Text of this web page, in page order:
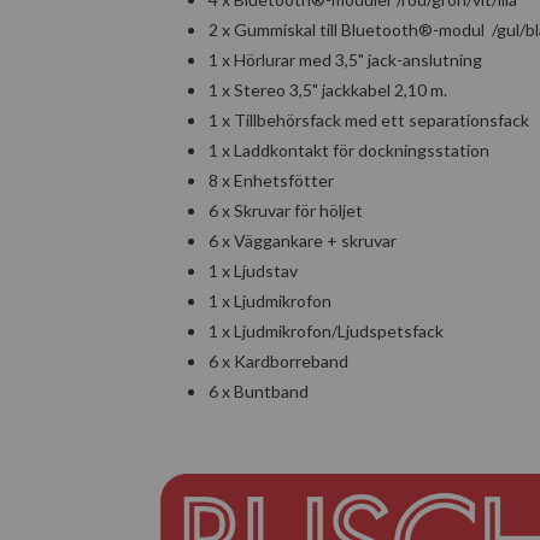
2 x Gummiskal till Bluetooth®-modul /gul/
1 x Hörlurar med 3,5" jack-anslutning
1 x Stereo 3,5" jackkabel 2,10 m.
1 x Tillbehörsfack med ett separationsfack
1 x Laddkontakt för dockningsstation
8 x Enhetsfötter
6 x Skruvar för höljet
6 x Väggankare + skruvar
1 x Ljudstav
1 x Ljudmikrofon
1 x Ljudmikrofon/Ljudspetsfack
6 x Kardborreband
6 x Buntband